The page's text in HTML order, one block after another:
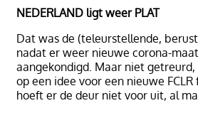
NEDERLAND ligt weer PLAT
Dat was de (teleurstellende,
nadat er weer nieuwe corona-
aangekondigd. Maar niet
op een idee voor een nieuwe FCLR
hoeft er de deur niet voor uit, al